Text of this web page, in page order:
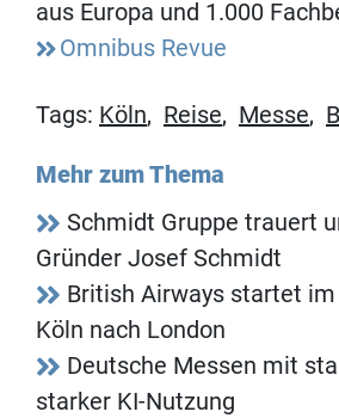
aus Europa und 1.000
Omnibus Revue
Tags: Köln, Reise, Messe,
Mehr zum Thema
Schmidt Gruppe trauert
Gründer Josef Schmidt
British Airways startet
Köln nach London
Deutsche Messen mit
starker KI-Nutzung